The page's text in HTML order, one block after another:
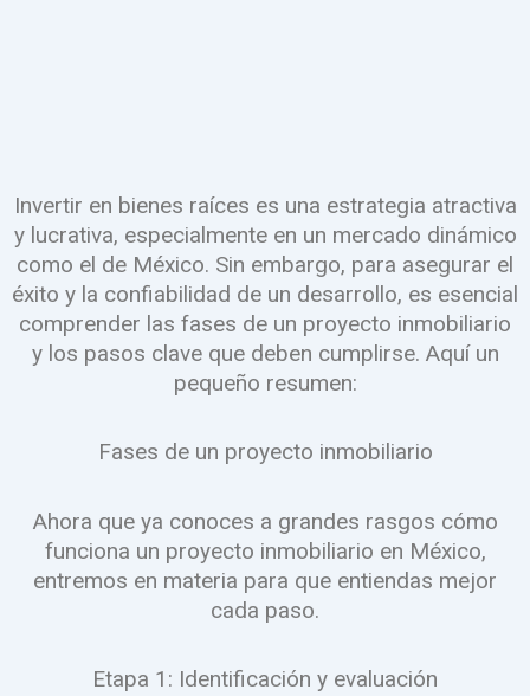
Invertir en bienes raíces es una estrategia atractiva
y lucrativa, especialmente en un mercado dinámico
como el de México. Sin embargo, para asegurar el
éxito y la confiabilidad de un desarrollo, es esencial
comprender las fases de un proyecto inmobiliario
y los pasos clave que deben cumplirse. Aquí un
pequeño resumen:
Fases de un proyecto inmobiliario
Ahora que ya conoces a grandes rasgos cómo
funciona un proyecto inmobiliario en México,
entremos en materia para que entiendas mejor
cada paso.
Etapa 1: Identificación y evaluación